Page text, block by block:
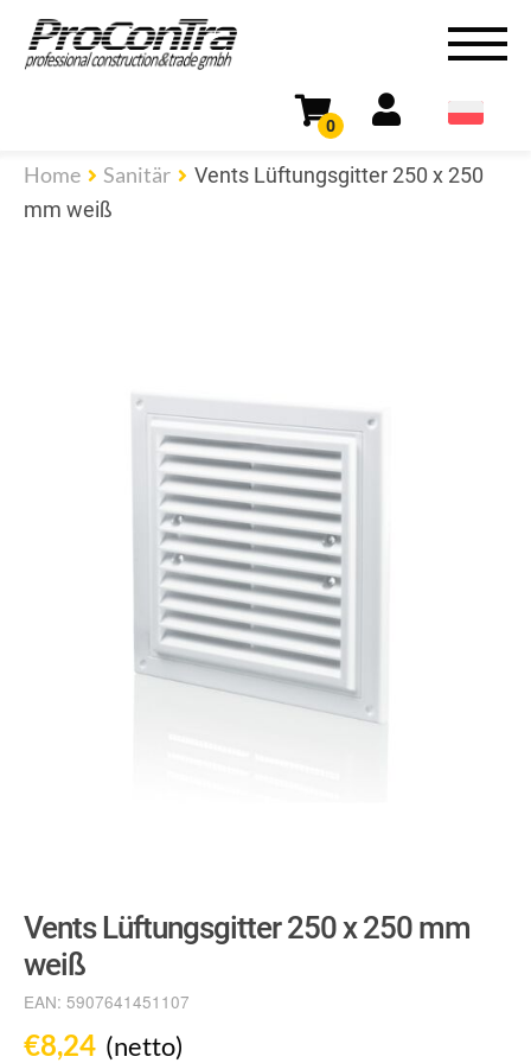
0
Home Sanitär
Vents Lüftungsgitter 250 x 250
mm weiß
Vents Lüftungsgitter 250 x 250 mm
weiß
EAN: 5907641451107
€8,24 (netto)